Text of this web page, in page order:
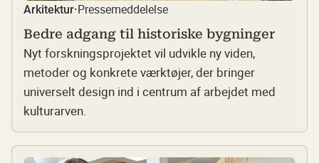
Arkitektur·Pressemeddelelse
Bedre adgang til historiske bygninger
Nyt forskningsprojektet vil udvikle ny viden,
metoder og konkrete værktøjer, der bringer
universelt design ind i centrum af arbejdet med
kulturarven.